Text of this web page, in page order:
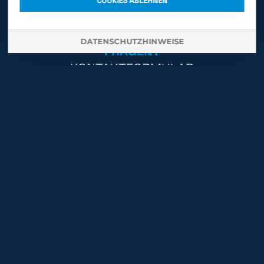
SCHREIBEN:
INFO@QTMGMBH.DE
FRAGEN?
KONTAKTFORMULAR
DATENSCHUTZHINWEISE